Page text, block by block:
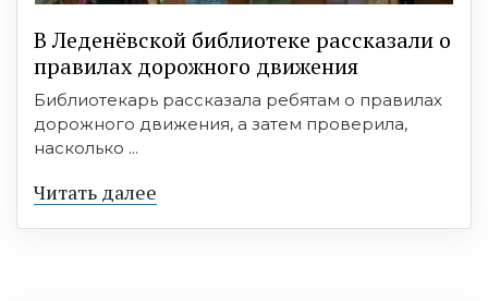
В Леденёвской библиотеке рассказали о
правилах дорожного движения
Библиотекарь рассказала ребятам о правилах
дорожного движения, а затем проверила,
насколько ...
Читать далее